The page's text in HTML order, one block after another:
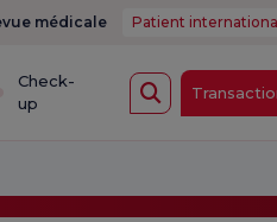
médicale Patient international
Check-
up